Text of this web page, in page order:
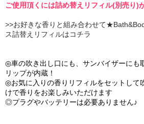
ご使用頂くには詰め替えリフィル(別売り)
>>お好きな香りと組み合わせて
ス詰替えリフィルはコチラ
◎車の吹き出し口にも、サンバイザーにも
リップが内蔵！
◎お気に入りの香りリフィルをセットして
けで香りをお楽しみいただけます
◎プラグやバッテリーは必要ありません♪